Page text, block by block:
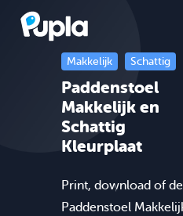
Makkelijk Schattig
Paddenstoel
Makkelijk en
Schattig
Kleurplaat
Print, download of
Paddenstoel